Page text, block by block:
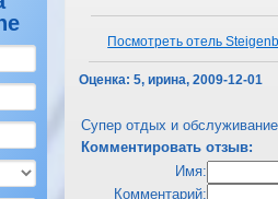
Посмотреть отель
Оценка: 5, ирина, 2009-12-01
Супер отдых и обслуживание
Комментировать отзыв:
Имя:
Комментарий: